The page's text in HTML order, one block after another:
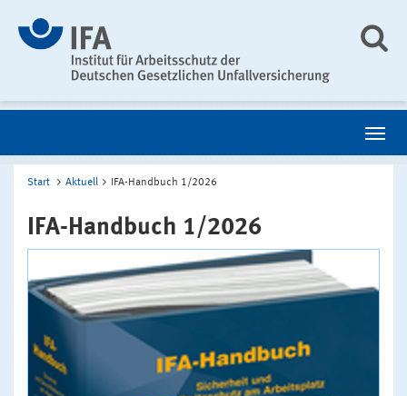
Start Aktuell IFA-Handbuch 1/2026
IFA-Handbuch 1/2026